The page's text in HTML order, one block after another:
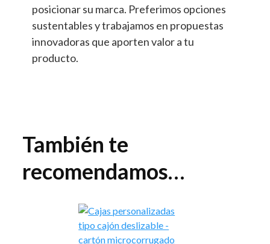
posicionar su marca. Preferimos opciones
sustentables y trabajamos en propuestas
innovadoras que aporten valor a tu
producto.
También te
recomendamos…